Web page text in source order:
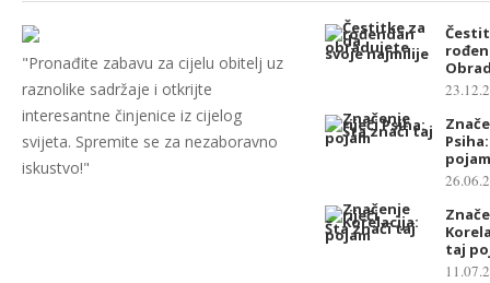
"Pronađite zabavu za cijelu obitelj uz
raznolike sadržaje i otkrijte
interesantne činjenice iz cijelog
svijeta. Spremite se za nezaboravno
iskustvo!"
pojam
taj